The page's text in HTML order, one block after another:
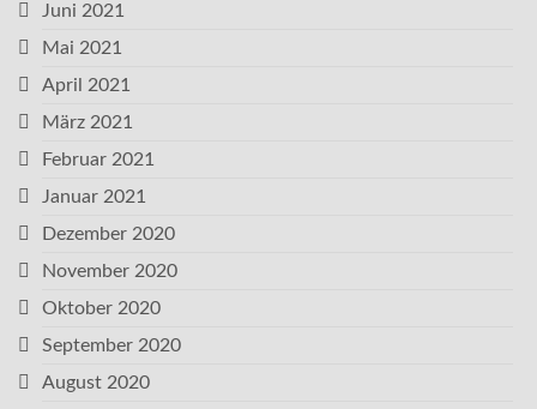
Juni 2021
Mai 2021
April 2021
März 2021
Februar 2021
Januar 2021
Dezember 2020
November 2020
Oktober 2020
September 2020
August 2020